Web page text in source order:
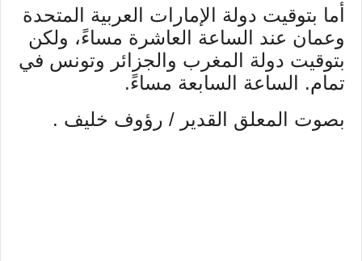
أما بتوقيت دولة الإمارات العربية المتحدة
وعمان عند الساعة العاشرة مساءً، ولكن
بتوقيت دولة المغرب والجزائر وتونس في
تمام. الساعة السابعة مساءً.
بصوت المعلق القدير / رؤوف خليف .